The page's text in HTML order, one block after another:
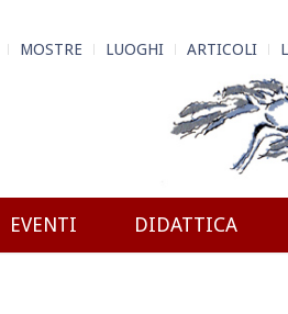
MOSTRE LUOGHI ARTICOLI
EVENTI DIDATTICA